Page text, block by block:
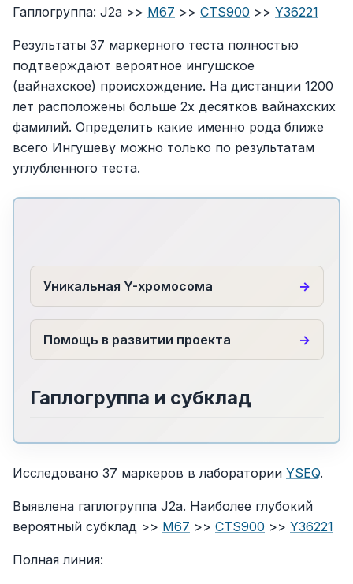
Гаплогруппа: J2a >> M67 >> CTS900 >> Y36221
Результаты 37 маркерного теста полностью
подтверждают вероятное ингушское
(вайнахское) происхождение. На дистанции 1200
лет расположены больше 2х десятков вайнахских
фамилий. Определить какие именно рода ближе
всего Ингушеву можно только по результатам
углубленного теста.
Уникальная Y-хромосома
Помощь в развитии проекта
Гаплогруппа и субклад
Исследовано 37 маркеров в лаборатории YSEQ.
Выявлена гаплогруппа J2a. Наиболее глубокий
вероятный субклад >> M67 >> CTS900 >> Y36221
Полная линия: